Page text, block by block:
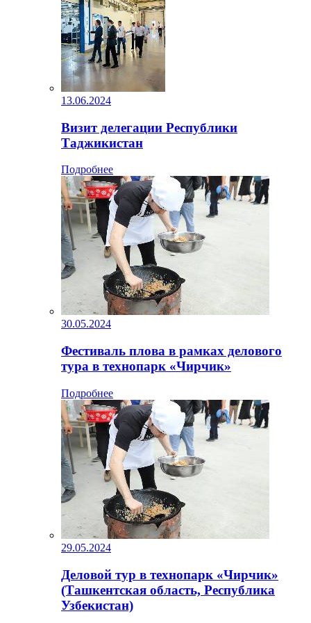
13.06.2024
Визит делегации Республики
Таджикистан
Подробнее
30.05.2024
Фестиваль плова в рамках делового
тура в технопарк «Чирчик»
Подробнее
29.05.2024
Деловой тур в технопарк «Чирчик»
(Ташкентская область, Республика
Узбекистан)